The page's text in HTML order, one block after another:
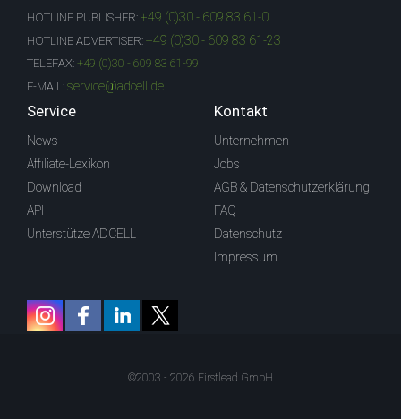
HOTLINE PUBLISHER: +49 (0)30 - 609 83 61-0
HOTLINE ADVERTISER: +49 (0)30 - 609 83 61-23
TELEFAX: +49 (0)30 - 609 83 61-99
E-MAIL: service@adcell.de
Service
News
Affiliate-Lexikon
Download
API
Unterstütze ADCELL
Kontakt
Unternehmen
Jobs
AGB & Datenschutzerklärung
FAQ
Datenschutz
Impressum
©2003 - 2026 Firstlead GmbH